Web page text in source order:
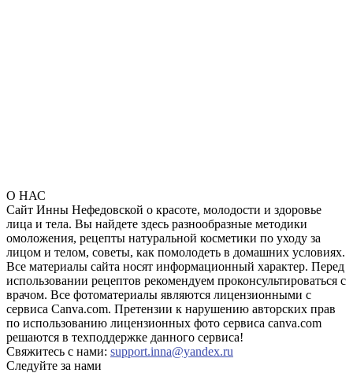
О НАС
Сайт Инны Нефедовской о красоте, молодости и здоровье
лица и тела. Вы найдете здесь разнообразные методики
омоложения, рецепты натуральной косметики по уходу за
лицом и телом, советы, как помолодеть в домашних условиях.
Все материалы сайта носят информационный характер. Перед
использовании рецептов рекомендуем проконсультироваться с
врачом. Все фотоматериалы являются лицензионными с
сервиса Canva.com. Претензии к нарушению авторских прав
по использованию лицензионных фото сервиса canva.com
решаются в техподдержке данного сервиса!
Свяжитесь с нами: support.inna@yandex.ru
Следуйте за нами